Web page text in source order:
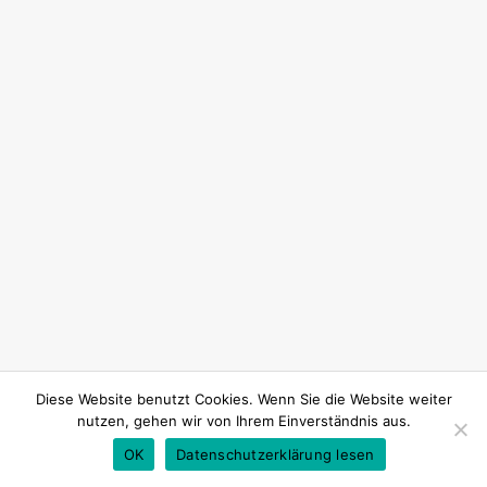
Diese Website benutzt Cookies. Wenn Sie die Website weiter
nutzen, gehen wir von Ihrem Einverständnis aus.
OK
Datenschutzerklärung lesen